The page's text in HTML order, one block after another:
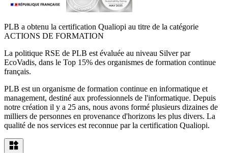
PLB a obtenu la certification Qualiopi au titre de la catégorie
ACTIONS DE FORMATION
La politique RSE de PLB est évaluée au niveau Silver par
EcoVadis, dans le Top 15% des organismes de formation continue
français.
PLB est un organisme de formation continue en informatique et
management, destiné aux professionnels de l'informatique. Depuis
notre création il y a 25 ans, nous avons formé plusieurs dizaines de
milliers de personnes en provenance d'horizons les plus divers. La
qualité de nos services est reconnue par la certification Qualiopi.